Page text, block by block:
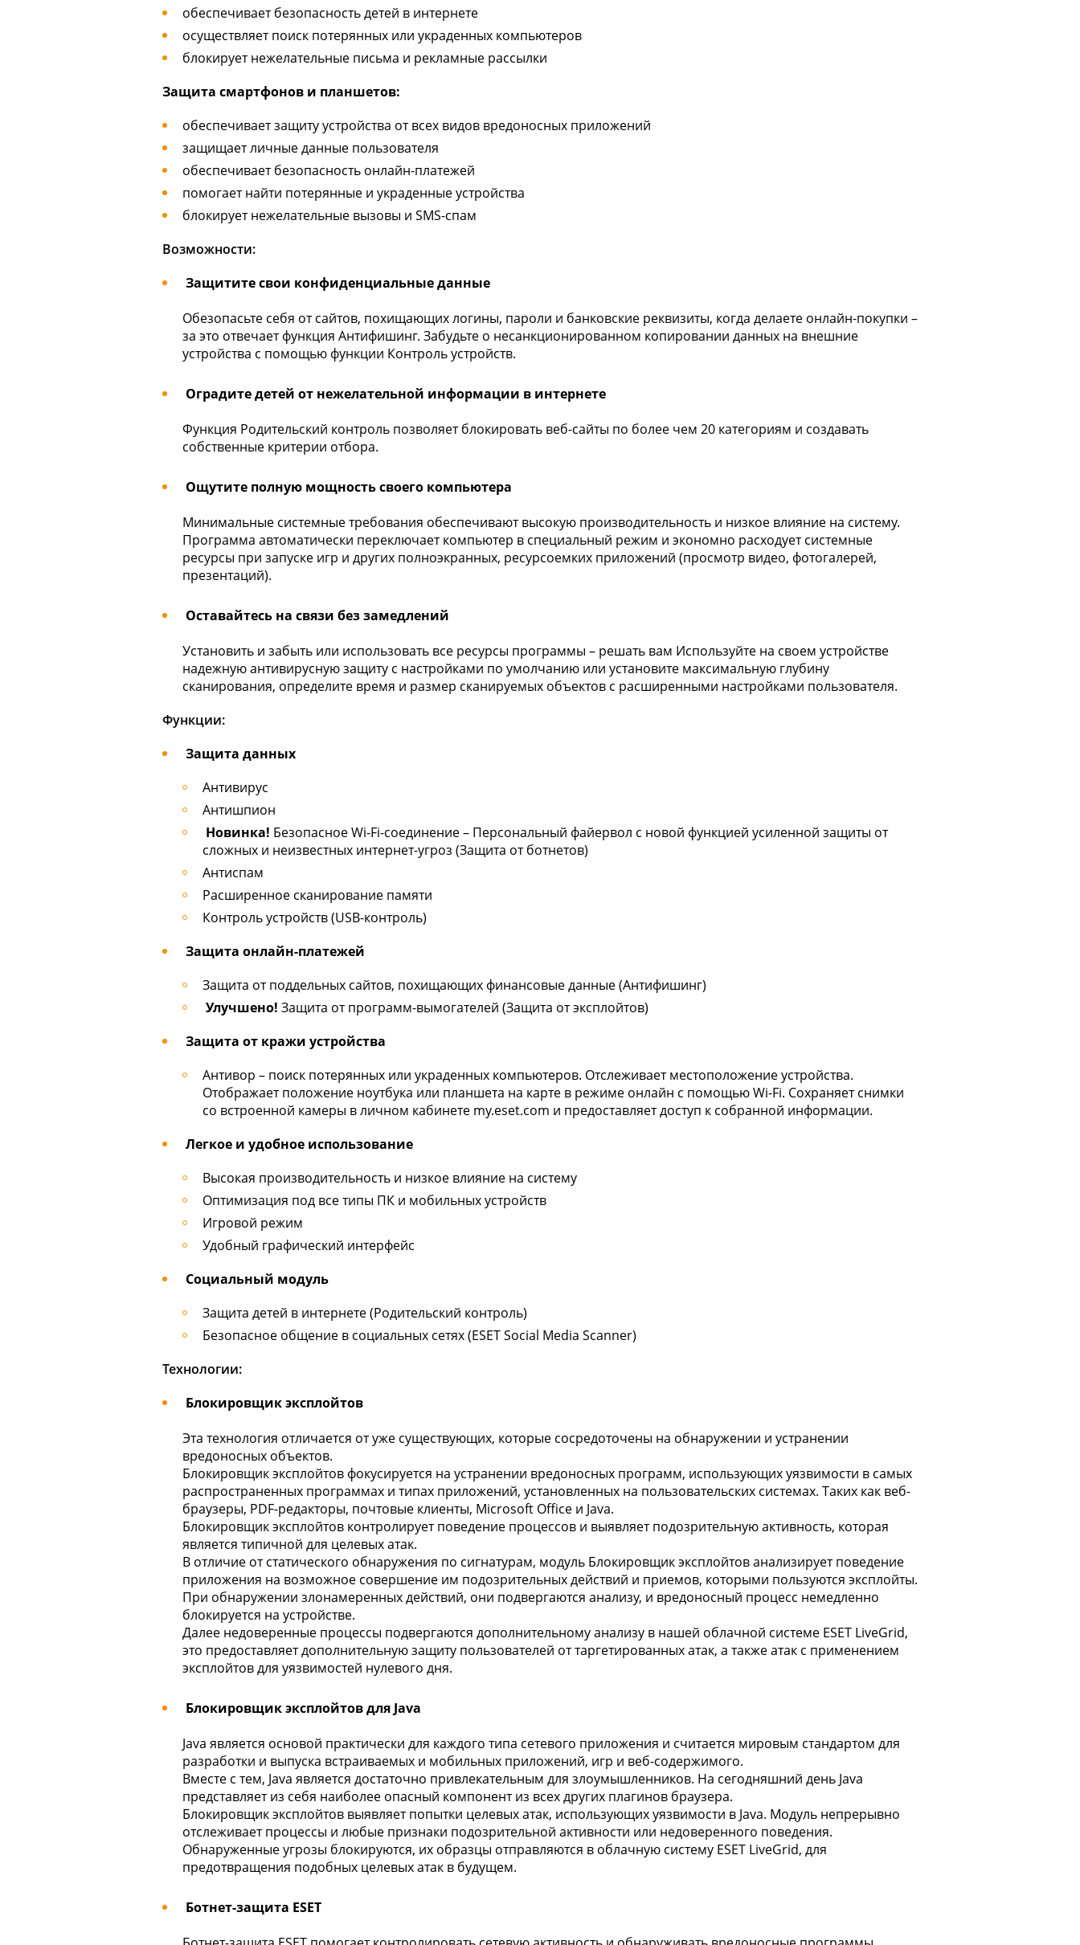
обеспечивает безопасность детей в интернете
осуществляет поиск потерянных или украденных компьютеров
блокирует нежелательные письма и рекламные рассылки
Защита смартфонов и планшетов:
обеспечивает защиту устройства от всех видов вредоносных приложений
защищает личные данные пользователя
обеспечивает безопасность онлайн-платежей
помогает найти потерянные и украденные устройства
блокирует нежелательные вызовы и SMS-спам
Возможности:
Защитите свои конфиденциальные данные
Обезопасьте себя от сайтов, похищающих логины, пароли и банковские реквизиты, когда делаете онлайн-покупки –
за это отвечает функция Антифишинг. Забудьте о несанкционированном копировании данных на внешние
устройства с помощью функции Контроль устройств.
Оградите детей от нежелательной информации в интернете
Функция Родительский контроль позволяет блокировать веб-сайты по более чем 20 категориям и создавать
собственные критерии отбора.
Ощутите полную мощность своего компьютера
Минимальные системные требования обеспечивают высокую производительность и низкое влияние на систему.
Программа автоматически переключает компьютер в специальный режим и экономно расходует системные
ресурсы при запуске игр и других полноэкранных, ресурсоемких приложений (просмотр видео, фотогалерей,
презентаций).
Оставайтесь на связи без замедлений
Установить и забыть или использовать все ресурсы программы – решать вам Используйте на своем устройстве
надежную антивирусную защиту с настройками по умолчанию или установите максимальную глубину
сканирования, определите время и размер сканируемых объектов с расширенными настройками пользователя.
Функции:
Защита данных
Антивирус
Антишпион
Новинка! Безопасное Wi-Fi-соединение – Персональный файервол с новой функцией усиленной защиты от
сложных и неизвестных интернет-угроз (Защита от ботнетов)
Антиспам
Расширенное сканирование памяти
Контроль устройств (USB-контроль)
Защита онлайн-платежей
Защита от поддельных сайтов, похищающих финансовые данные (Антифишинг)
Улучшено! Защита от программ-вымогателей (Защита от эксплойтов)
Защита от кражи устройства
Антивор – поиск потерянных или украденных компьютеров. Отслеживает местоположение устройства.
Отображает положение ноутбука или планшета на карте в режиме онлайн с помощью Wi-Fi. Сохраняет снимки
со встроенной камеры в личном кабинете my.eset.com и предоставляет доступ к собранной информации.
Легкое и удобное использование
Высокая производительность и низкое влияние на систему
Оптимизация под все типы ПК и мобильных устройств
Игровой режим
Удобный графический интерфейс
Социальный модуль
Защита детей в интернете (Родительский контроль)
Безопасное общение в социальных сетях (ESET Social Media Scanner)
Технологии:
Блокировщик эксплойтов
Эта технология отличается от уже существующих, которые сосредоточены на обнаружении и устранении
вредоносных объектов.
Блокировщик эксплойтов фокусируется на устранении вредоносных программ, использующих уязвимости в самых
распространенных программах и типах приложений, установленных на пользовательских системах. Таких как веб-
браузеры, PDF-редакторы, почтовые клиенты, Microsoft Office и Java.
Блокировщик эксплойтов контролирует поведение процессов и выявляет подозрительную активность, которая
является типичной для целевых атак.
В отличие от статического обнаружения по сигнатурам, модуль Блокировщик эксплойтов анализирует поведение
приложения на возможное совершение им подозрительных действий и приемов, которыми пользуются эксплойты.
При обнаружении злонамеренных действий, они подвергаются анализу, и вредоносный процесс немедленно
блокируется на устройстве.
Далее недоверенные процессы подвергаются дополнительному анализу в нашей облачной системе ESET LiveGrid,
это предоставляет дополнительную защиту пользователей от таргетированных атак, а также атак с применением
эксплойтов для уязвимостей нулевого дня.
Блокировщик эксплойтов для Java
Java является основой практически для каждого типа сетевого приложения и считается мировым стандартом для
разработки и выпуска встраиваемых и мобильных приложений, игр и веб-содержимого.
Вместе с тем, Java является достаточно привлекательным для злоумышленников. На сегодняшний день Java
представляет из себя наиболее опасный компонент из всех других плагинов браузера.
Блокировщик эксплойтов выявляет попытки целевых атак, использующих уязвимости в Java. Модуль непрерывно
отслеживает процессы и любые признаки подозрительной активности или недоверенного поведения.
Обнаруженные угрозы блокируются, их образцы отправляются в облачную систему ESET LiveGrid, для
предотвращения подобных целевых атак в будущем.
Ботнет-защита ESET